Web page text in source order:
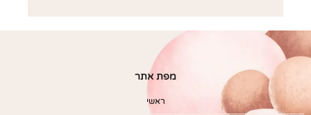
מפת אתר
ראשי